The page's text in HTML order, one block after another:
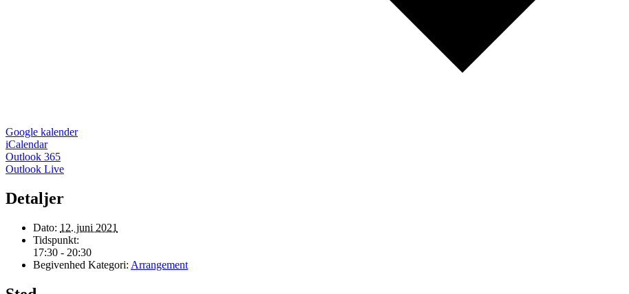
Google kalender
iCalendar
Outlook 365
Outlook Live
Detaljer
Dato: 12. juni 2021
Tidspunkt:
17:30 - 20:30
Begivenhed Kategori: Arrangement